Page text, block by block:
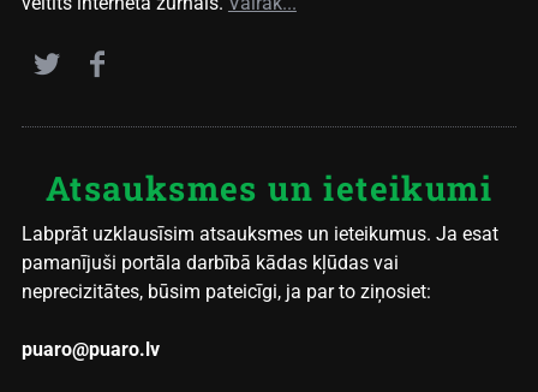
Atsauksmes un ieteikumi
Labprāt uzklausīsim atsauksmes un ieteikumus. Ja esat
pamanījuši portāla darbībā kādas kļūdas vai
neprecizitātes, būsim pateicīgi, ja par to ziņosiet:
puaro@puaro.lv